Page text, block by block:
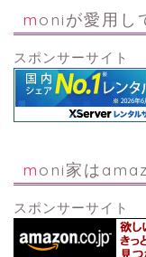
moniが愛用
スポンサーサイト
moni家は
スポンサーサイト